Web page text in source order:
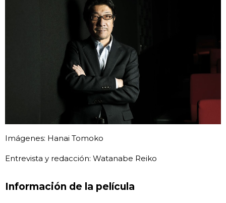
Imágenes: Hanai Tomoko
Entrevista y redacción: Watanabe Reiko
Información de la película